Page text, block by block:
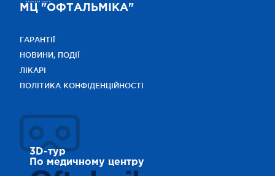
МЦ "ОФТАЛЬМІКА"
ГАРАНТІЇ
НОВИНИ, ПОДІЇ
ЛІКАРІ
ПОЛІТИКА КОНФІДЕНЦІЙНОСТІ
3D-тур
По медичному центру